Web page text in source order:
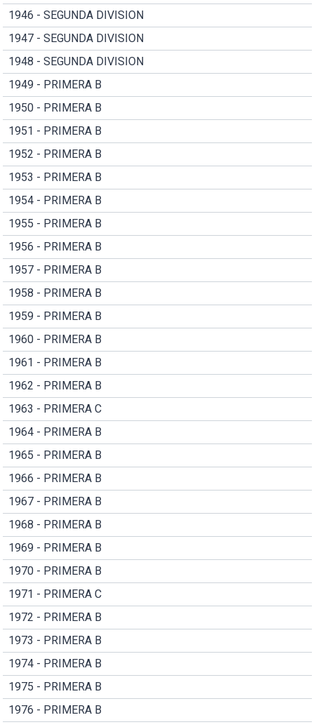
1946 - SEGUNDA DIVISION
1947 - SEGUNDA DIVISION
1948 - SEGUNDA DIVISION
1949 - PRIMERA B
1950 - PRIMERA B
1951 - PRIMERA B
1952 - PRIMERA B
1953 - PRIMERA B
1954 - PRIMERA B
1955 - PRIMERA B
1956 - PRIMERA B
1957 - PRIMERA B
1958 - PRIMERA B
1959 - PRIMERA B
1960 - PRIMERA B
1961 - PRIMERA B
1962 - PRIMERA B
1963 - PRIMERA C
1964 - PRIMERA B
1965 - PRIMERA B
1966 - PRIMERA B
1967 - PRIMERA B
1968 - PRIMERA B
1969 - PRIMERA B
1970 - PRIMERA B
1971 - PRIMERA C
1972 - PRIMERA B
1973 - PRIMERA B
1974 - PRIMERA B
1975 - PRIMERA B
1976 - PRIMERA B